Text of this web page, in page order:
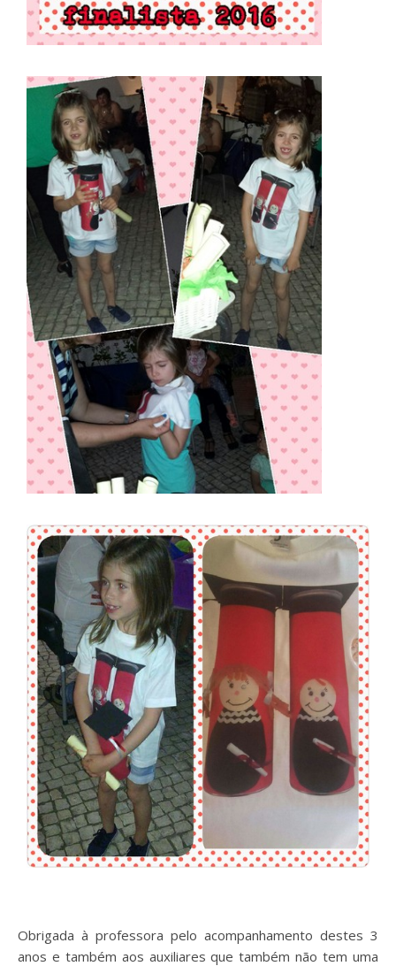
Obrigada à professora pelo acompanhamento destes 3
anos e também aos auxiliares que também não tem uma